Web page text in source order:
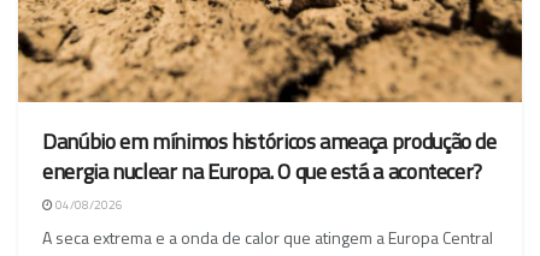
Danúbio em mínimos históricos ameaça produção de
energia nuclear na Europa. O que está a acontecer?
04/08/2026
A seca extrema e a onda de calor que atingem a Europa Central